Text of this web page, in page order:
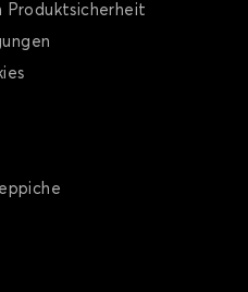
Produktsicherheit